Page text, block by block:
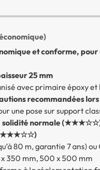
et conforme,
25 mm
avec primaire époxy
recommandées
une pose sur support
solidité normale
(★★★☆☆)
80 m, garantie 7 ans)
350 mm, 500 x 500 mm